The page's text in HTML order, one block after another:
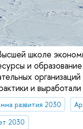
школе
и
и
развития 2030
2030